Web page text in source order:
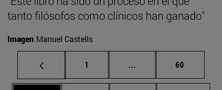
tanto filósofos como clínicos han ganado"
Imagen Manuel Castells
Página
1 ... Páginas intermedias
Página
60